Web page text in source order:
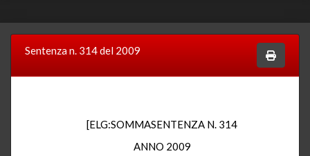
Sentenza n. 314 del 2009
[ELG:SOMMASENTENZA N. 314
ANNO 2009